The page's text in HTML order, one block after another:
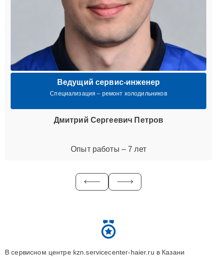
Ведущий сервис-инженер
Специализация – ремонт холодильников
Дмитрий Сергеевич Петров
Опыт работы – 7 лет
В сервисном центре kzn.servicecenter-haier.ru в Казани